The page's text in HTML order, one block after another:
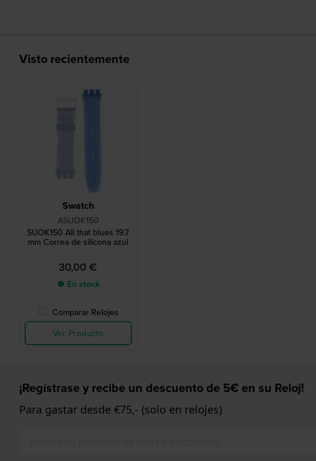
Visto recientemente
Swatch
ASUOK150
SUOK150 All that blues 19.7
mm Correa de silicona azul
30,00 €
● En stock
Comparar Relojes
Ver Producto
¡Regístrase y recibe un descuento de 5€ en su Reloj!
Para gastar desde €75,- (solo en relojes)